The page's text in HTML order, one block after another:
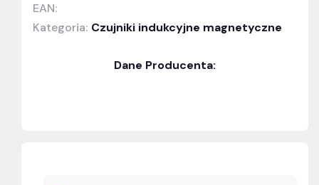
EAN:
Kategoria: Czujniki indukcyjne magnetyczne
Dane Producenta: